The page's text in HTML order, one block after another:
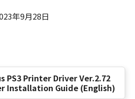
年9月28日
PS3 Printer Driver Ver.2.72
Installation Guide (English)